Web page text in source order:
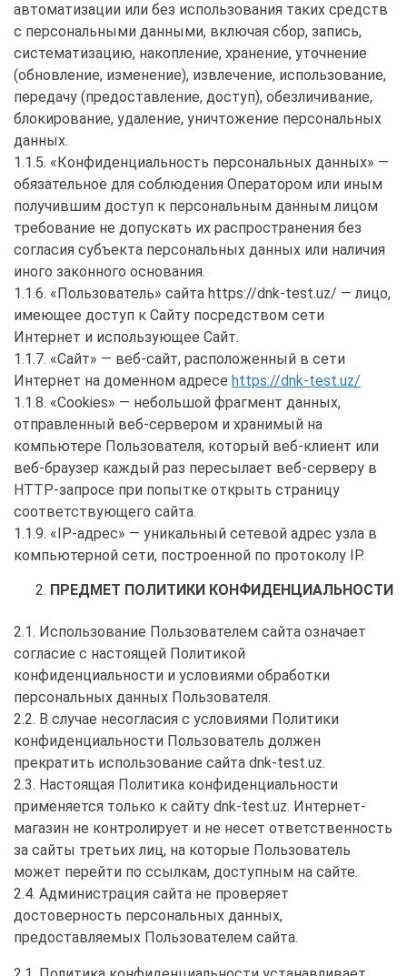
автоматизации или без использования таких средств
с персональными данными, включая сбор, запись,
систематизацию, накопление, хранение, уточнение
(обновление, изменение), извлечение, использование,
передачу (предоставление, доступ), обезличивание,
блокирование, удаление, уничтожение персональных
данных.
1.1.5. «Конфиденциальность персональных данных» —
обязательное для соблюдения Оператором или иным
получившим доступ к персональным данным лицом
требование не допускать их распространения без
согласия субъекта персональных данных или наличия
иного законного основания.
1.1.6. «Пользователь» сайта https://dnk-test.uz/ — лицо,
имеющее доступ к Сайту посредством сети
Интернет и использующее Сайт.
1.1.7. «Сайт» — веб-сайт, расположенный в сети
Интернет на доменном адресе https://dnk-test.uz/
1.1.8. «Cookies» — небольшой фрагмент данных,
отправленный веб-сервером и хранимый на
компьютере Пользователя, который веб-клиент или
веб-браузер каждый раз пересылает веб-серверу в
HTTP-запросе при попытке открыть страницу
соответствующего сайта.
1.1.9. «IP-адрес» — уникальный сетевой адрес узла в
компьютерной сети, построенной по протоколу IP.
ПРЕДМЕТ ПОЛИТИКИ КОНФИДЕНЦИАЛЬНОСТИ
2.1. Использование Пользователем сайта означает
согласие с настоящей Политикой
конфиденциальности и условиями обработки
персональных данных Пользователя.
2.2. В случае несогласия с условиями Политики
конфиденциальности Пользователь должен
прекратить использование сайта dnk-test.uz.
2.3. Настоящая Политика конфиденциальности
применяется только к сайту dnk-test.uz. Интернет-
магазин не контролирует и не несет ответственность
за сайты третьих лиц, на которые Пользователь
может перейти по ссылкам, доступным на сайте.
2.4. Администрация сайта не проверяет
достоверность персональных данных,
предоставляемых Пользователем сайта.